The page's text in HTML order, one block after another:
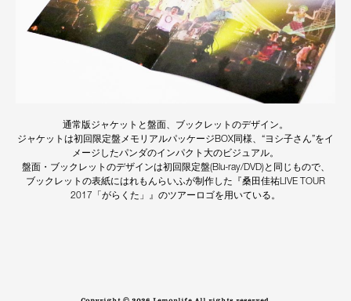
通常版ジャケットと盤面、ブックレットのデザイン。
ジャケットは初回限定盤メモリアルパッケージBOX同様、“ヨシ子さん”をイ
メージしたパンダのインパクト大のビジュアル。
盤面・ブックレットのデザインは初回限定盤(Blu-ray/DVD)と同じもので、
ブックレットの表紙にはれもんらいふが制作した『桑田佳祐LIVE TOUR
2017「がらくた」』のツアーロゴを用いている。